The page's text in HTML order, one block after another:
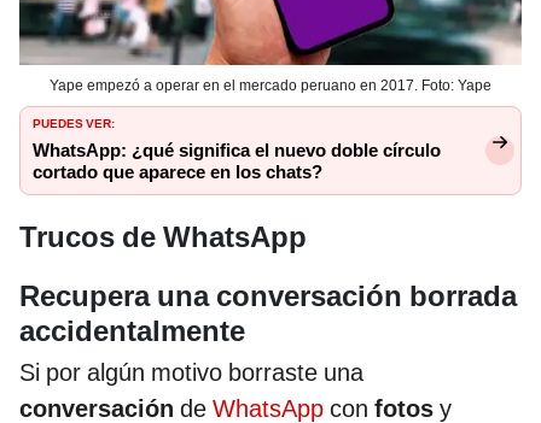
Yape empezó a operar en el mercado peruano en 2017. Foto: Yape
PUEDES VER:
WhatsApp: ¿qué significa el nuevo doble círculo
cortado que aparece en los chats?
Trucos de WhatsApp
Recupera una conversación borrada
accidentalmente
Si por algún motivo borraste una
conversación de WhatsApp con fotos y